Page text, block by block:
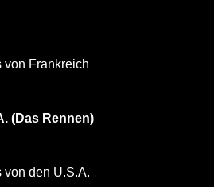
von Frankreich
(Das Rennen)
den U.S.A.